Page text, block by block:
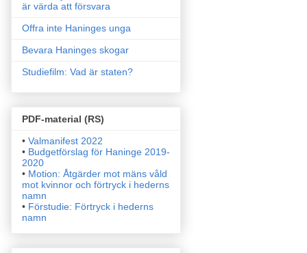
är värda att försvara
Offra inte Haninges unga
Bevara Haninges skogar
Studiefilm: Vad är staten?
PDF-material (RS)
• Valmanifest 2022
• Budgetförslag för Haninge 2019-
2020
• Motion: Åtgärder mot mäns våld
mot kvinnor och förtryck i hederns
namn
• Förstudie: Förtryck i hederns
namn